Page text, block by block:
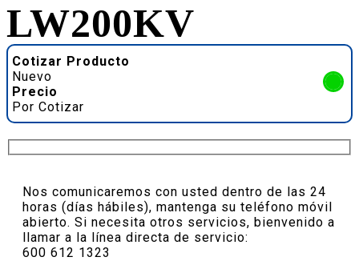
LW200KV
Cotizar Producto
Nuevo
Precio
Por Cotizar
Nos comunicaremos con usted dentro de las 24
horas (días hábiles), mantenga su teléfono móvil
abierto. Si necesita otros servicios, bienvenido a
llamar a la línea directa de servicio:
600 612 1323